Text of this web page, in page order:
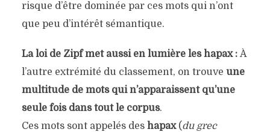
risque d’être dominée par ces mots qui n’ont
que peu d’intérêt sémantique.
La loi de Zipf met aussi en lumière les hapax : À
l’autre extrémité du classement, on trouve une
multitude de mots qui n’apparaissent qu’une
seule fois dans tout le corpus.
Ces mots sont appelés des hapax(du grec